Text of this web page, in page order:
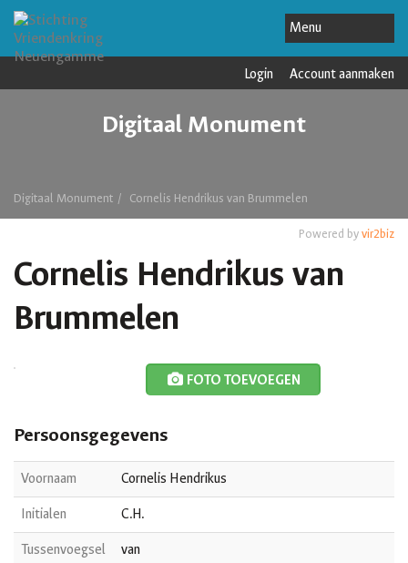
Login Account aanmaken
Digitaal Monument
Digitaal Monument Cornelis Hendrikus van Brummelen
Cornelis Hendrikus van
Brummelen
Powered byvir2biz
FOTO TOEVOEGEN
Persoonsgegevens
Voornaam Cornelis Hendrikus
Initialen C.H.
Tussenvoegsel van